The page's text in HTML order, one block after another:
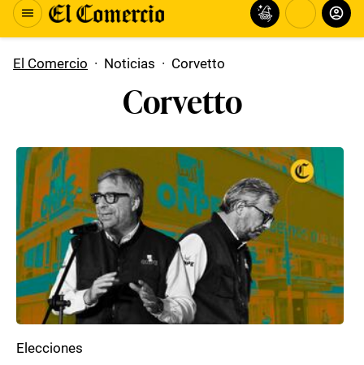
El Comercio · Noticias · Corvetto
Corvetto
Elecciones